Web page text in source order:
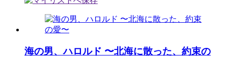
海の男、ハロルド 〜北海に散った、約束の